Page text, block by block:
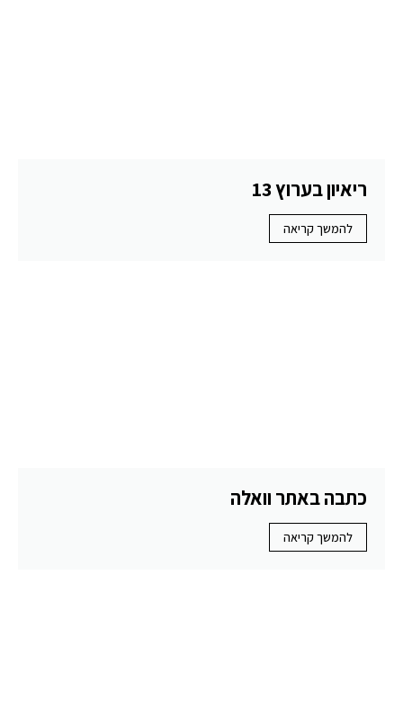
ריאיון בערוץ 13
להמשך קריאה
כתבה באתר וואלה
להמשך קריאה